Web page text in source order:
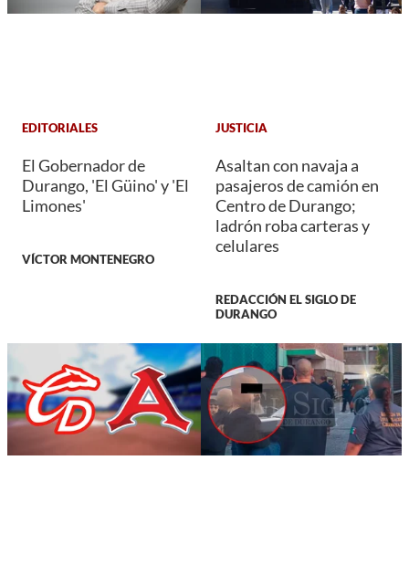
EDITORIALES
El Gobernador de
Durango, 'El Güino' y 'El
Limones'
VÍCTOR MONTENEGRO
JUSTICIA
Asaltan con navaja a
pasajeros de camión en
Centro de Durango;
ladrón roba carteras y
celulares
REDACCIÓN EL SIGLO DE
DURANGO